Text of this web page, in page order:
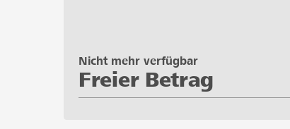
Freier Betrag
Nicht mehr verfügbar